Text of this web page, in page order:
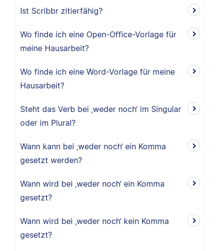
Ist Scribbr zitierfähig?
Wo finde ich eine Open-Office-Vorlage für
meine Hausarbeit?
Wo finde ich eine Word-Vorlage für meine
Hausarbeit?
Steht das Verb bei ‚weder noch‘ im Singular
oder im Plural?
Wann kann bei ‚weder noch‘ ein Komma
gesetzt werden?
Wann wird bei ‚weder noch‘ ein Komma
gesetzt?
Wann wird bei ‚weder noch‘ kein Komma
gesetzt?